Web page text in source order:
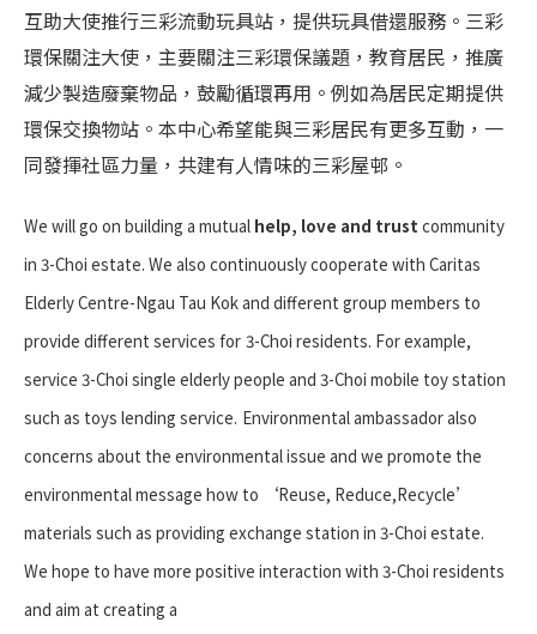
互助大使推行三彩流動玩具站，提供玩具借還服務。三彩
環保關注大使，主要關注三彩環保議題，教育居民，推廣
減少製造廢棄物品，鼓勵循環再用。例如為居民定期提供
環保交換物站。本中心希望能與三彩居民有更多互動，一
同發揮社區力量，共建有人情味的三彩屋邨。
We will go on building a mutual help, love and trust community
in 3-Choi estate. We also continuously cooperate with Caritas
Elderly Centre-Ngau Tau Kok and different group members to
provide different services for 3-Choi residents. For example,
service 3-Choi single elderly people and 3-Choi mobile toy station
such as toys lending service. Environmental ambassador also
concerns about the environmental issue and we promote the
environmental message how to ‘Reuse, Reduce,Recycle’
materials such as providing exchange station in 3-Choi estate.
We hope to have more positive interaction with 3-Choi residents
and aim at creating a